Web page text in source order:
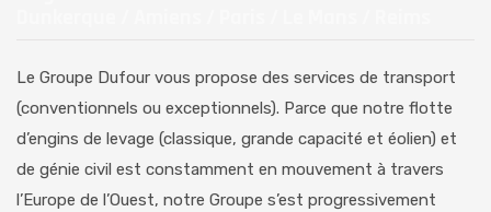
Le Groupe Dufour vous propose des services de transport
(conventionnels ou exceptionnels). Parce que notre flotte
d’engins de levage (classique, grande capacité et éolien) et
de génie civil est constamment en mouvement à travers
l’Europe de l’Ouest, notre Groupe s’est progressivement